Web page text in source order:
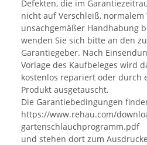
Defekten, die im
nicht auf Verschleiß,
unsachgemäßer Handhabung
wenden Sie sich bitte an den
Garantiegeber. Nach
Vorlage des Kaufbeleges wird
kostenlos repariert oder durch
Produkt ausgetauscht.
Die Garantiebedingungen
https://www.rehau.com/
gartenschlauchprogramm.pdf
und stehen dort zum